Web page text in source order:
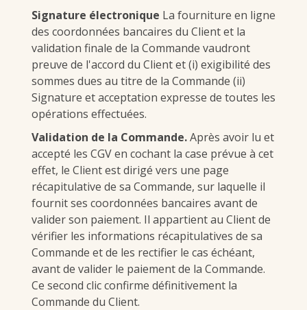
Signature électronique La fourniture en ligne
des coordonnées bancaires du Client et la
validation finale de la Commande vaudront
preuve de l'accord du Client et (i) exigibilité des
sommes dues au titre de la Commande (ii)
Signature et acceptation expresse de toutes les
opérations effectuées.
Validation de la Commande.Après avoir lu et
accepté les CGV en cochant la case prévue à cet
effet, le Client est dirigé vers une page
récapitulative de sa Commande, sur laquelle il
fournit ses coordonnées bancaires avant de
valider son paiement. Il appartient au Client de
vérifier les informations récapitulatives de sa
Commande et de les rectifier le cas échéant,
avant de valider le paiement de la Commande.
Ce second clic confirme définitivement la
Commande du Client.